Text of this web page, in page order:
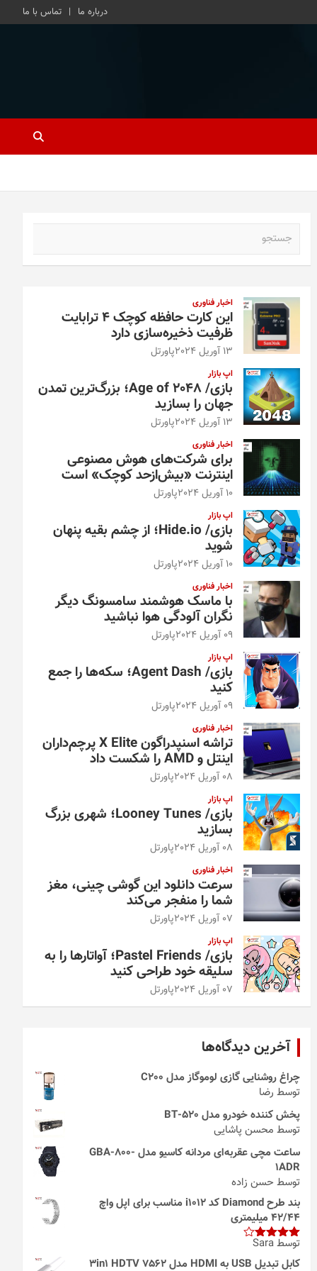
درباره ما تماس با ما
اخبار فناوری
این کارت حافظه کوچک ۴ ترابایت
ظرفیت ذخیره‌سازی دارد
13 آوریل 2024 پاورتل
اپ بازار
بازی/ Age of 2048؛ بزرگ‌ترین تمدن
جهان را بسازید
13 آوریل 2024 پاورتل
اخبار فناوری
برای شرکت‌های هوش مصنوعی
اینترنت «بیش‌از‌حد کوچک» است
10 آوریل 2024 پاورتل
اپ بازار
بازی/ Hide.io؛ از چشم بقیه پنهان
شوید
10 آوریل 2024 پاورتل
اخبار فناوری
با ماسک هوشمند سامسونگ دیگر
نگران آلودگی هوا نباشید
09 آوریل 2024 پاورتل
اپ بازار
بازی/ Agent Dash؛ سکه‌ها را جمع
کنید
09 آوریل 2024 پاورتل
اخبار فناوری
تراشه اسنپدراگون X Elite پرچم‌داران
اینتل و AMD را شکست داد
08 آوریل 2024 پاورتل
اپ بازار
بازی/ Looney Tunes؛ شهری بزرگ
بسازید
08 آوریل 2024 پاورتل
اخبار فناوری
سرعت دانلود این گوشی چینی، مغز
شما را منفجر می‌کند
07 آوریل 2024 پاورتل
اپ بازار
بازی/ Pastel Friends؛ آواتارها را به
سلیقه خود طراحی کنید
07 آوریل 2024 پاورتل
آخرین دیدگاه‌ها
چراغ روشنایی گازی لوموگاز مدل C200
توسط رضا
پخش کننده خودرو مدل 520-BT
توسط محسن پاشایی
ساعت مچی عقربه‌ای مردانه کاسیو مدل GBA-800-
1ADR
توسط حسن زاده
بند طرح Diamond کد i1012 مناسب برای اپل واچ
42/44 میلیمتری
امتیاز4
از 5
توسط Sara
کابل تبدیل USB به HDMI مدل 3in1 HDTV 7562